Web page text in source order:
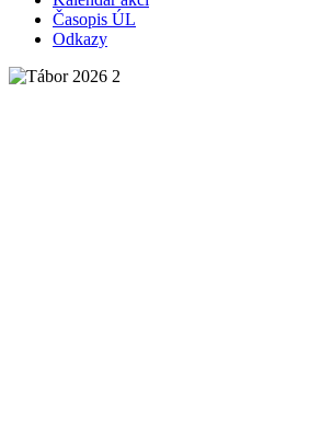
Časopis ÚL
Odkazy